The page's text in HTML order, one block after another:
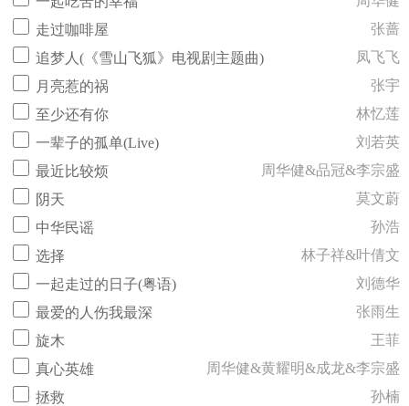
走过咖啡屋
张蔷
追梦人(《雪山飞狐》电视剧主题曲)
凤飞飞
月亮惹的祸
张宇
至少还有你
林忆莲
一辈子的孤单(Live)
刘若英
最近比较烦
周华健&品冠&李宗盛
阴天
莫文蔚
中华民谣
孙浩
选择
林子祥&叶倩文
一起走过的日子(粤语)
刘德华
最爱的人伤我最深
张雨生
旋木
王菲
真心英雄
周华健&黄耀明&成龙&李宗盛
拯救
孙楠